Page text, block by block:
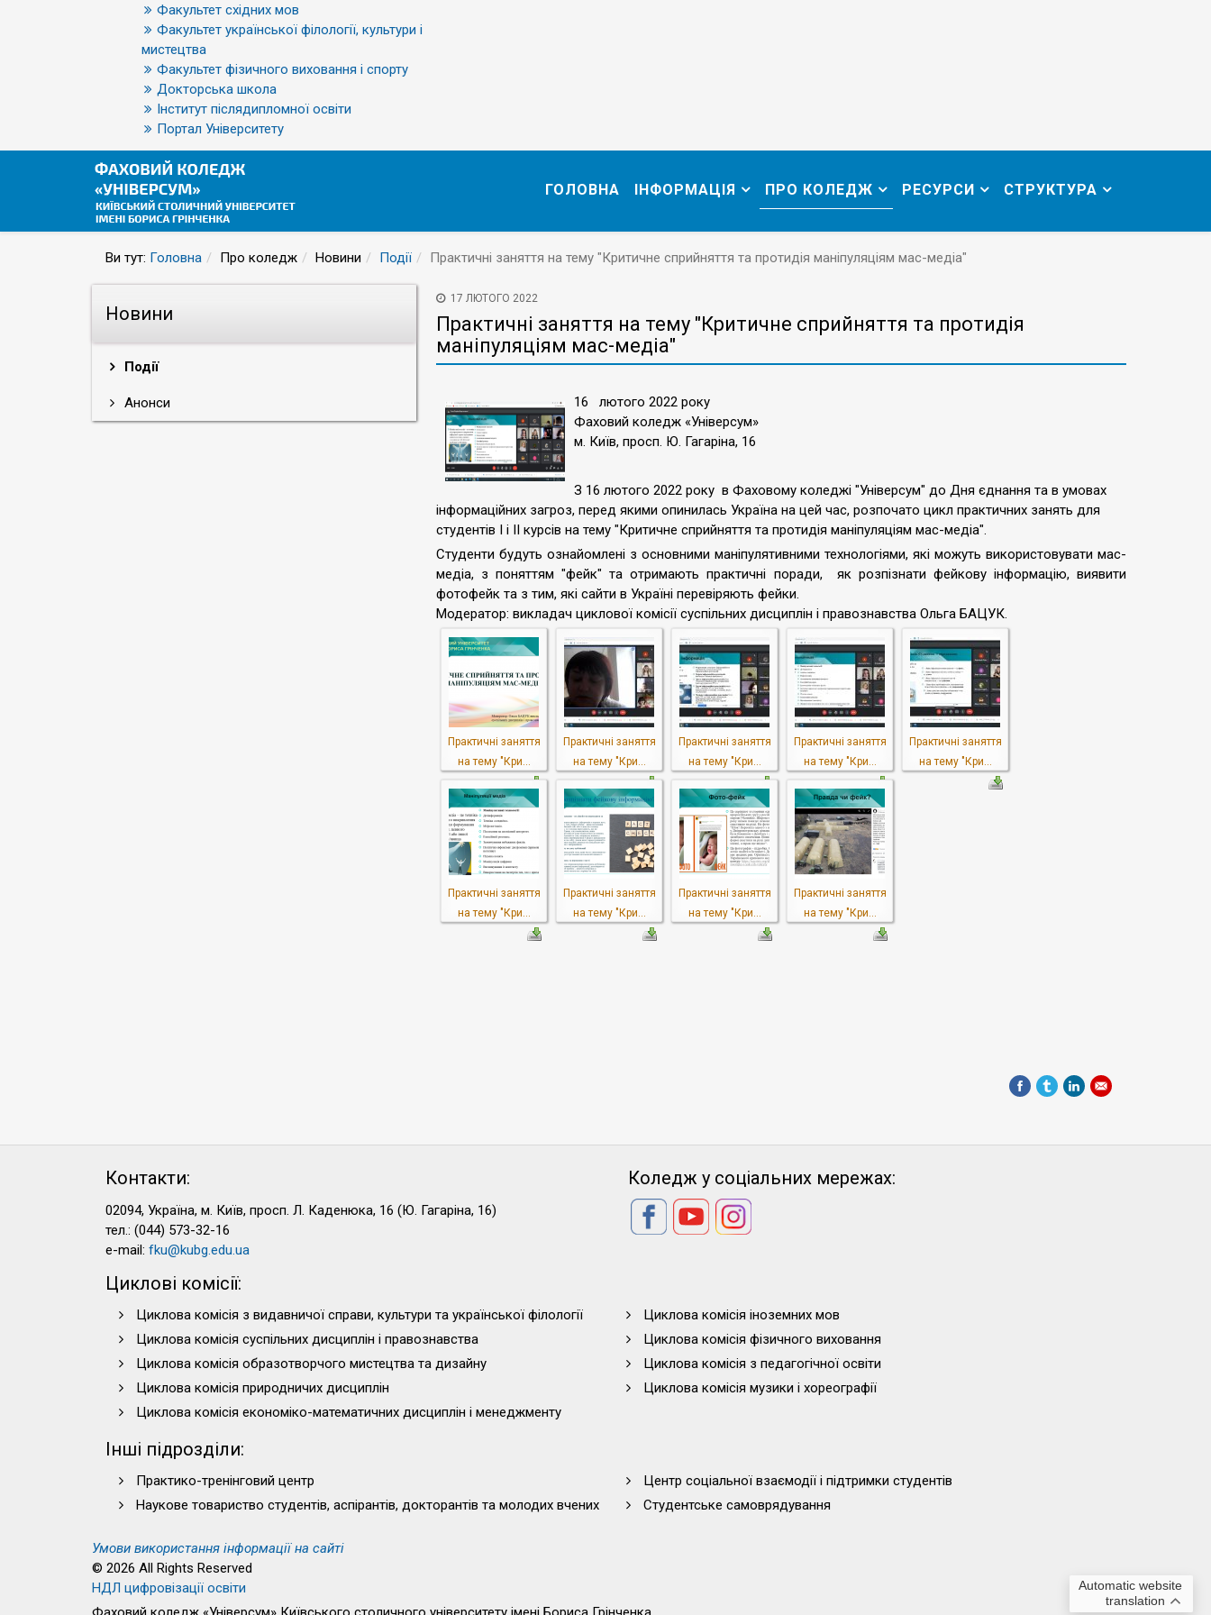
Факультет східних мов
Факультет української філології, культури і
мистецтва
Факультет фізичного виховання і спорту
Докторська школа
Інститут післядипломної освіти
Портал Університету
ГОЛОВНА ІНФОРМАЦІЯ ПРО КОЛЕДЖ РЕСУРСИ СТРУКТУРА
Ви тут: Головна Про коледж Новини Події Практичні заняття на тему "Критичне сприйняття та протидія маніпуляціям мас-медіа"
Новини
Події
Анонси
17 ЛЮТОГО 2022
Практичні заняття на тему "Критичне сприйняття та протидія
маніпуляціям мас-медіа"
16 лютого 2022 року
Фаховий коледж «Універсум»
м. Київ, просп. Ю. Гагаріна, 16
З 16 лютого 2022 року в Фаховому коледжі "Універсум" до Дня єднання та в умовах
інформаційних загроз, перед якими опинилась Україна на цей час, розпочато цикл практичних занять для
студентів I і II курсів на тему "Критичне сприйняття та протидія маніпуляціям мас-медіа".
Студенти будуть ознайомлені з основними маніпулятивними технологіями, які можуть використовувати мас-
медіа, з поняттям "фейк" та отримають практичні поради, як розпізнати фейкову інформацію, виявити
фотофейк та з тим, які сайти в Україні перевіряють фейки.
Модератор: викладач циклової комісії суспільних дисциплін і правознавства Ольга БАЦУК.
Практичні заняття
на тему "Кри...
Практичні заняття
на тему "Кри...
Практичні заняття
на тему "Кри...
Практичні заняття
на тему "Кри...
Практичні заняття
на тему "Кри...
Практичні заняття
на тему "Кри...
Практичні заняття
на тему "Кри...
Практичні заняття
на тему "Кри...
Практичні заняття
на тему "Кри...
Automatic website
translation
Контакти:
02094, Україна, м. Київ, просп. Л. Каденюка, 16 (Ю. Гагаріна, 16)
тел.: (044) 573-32-16
e-mail: fku@kubg.edu.ua
Коледж у соціальних мережах:
Циклові комісії:
Циклова комісія з видавничої справи, культури та української філології
Циклова комісія іноземних мов
Циклова комісія суспільних дисциплін і правознавства
Циклова комісія фізичного виховання
Циклова комісія образотворчого мистецтва та дизайну
Циклова комісія з педагогічної освіти
Циклова комісія природничих дисциплін
Циклова комісія музики і хореографії
Циклова комісія економіко-математичних дисциплін і менеджменту
Інші підрозділи:
Практико-тренінговий центр
Центр соціальної взаємодії і підтримки студентів
Наукове товариство студентів, аспірантів, докторантів та молодих вчених
Студентське самоврядування
Умови використання інформації на сайті
© 2026 All Rights Reserved
НДЛ цифровізації освіти